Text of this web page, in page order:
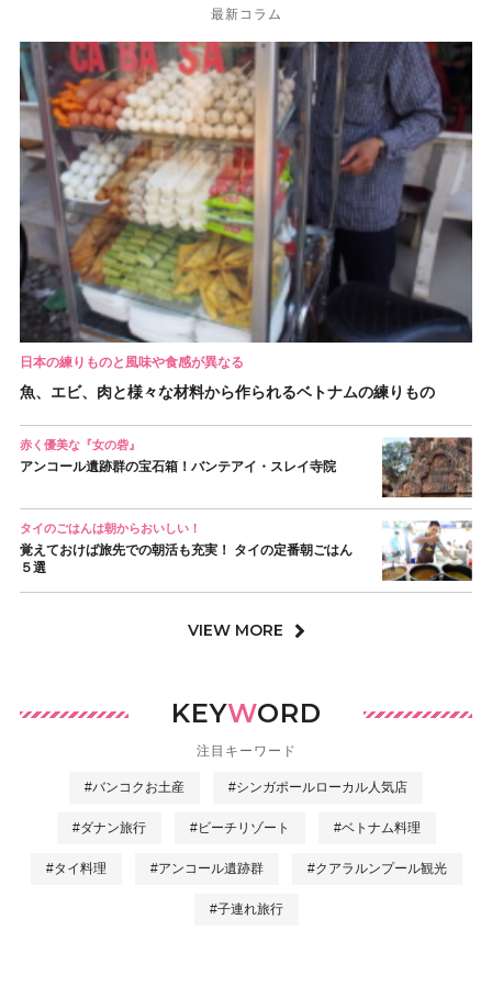
最新コラム
日本の練りものと風味や食感が異なる
魚、エビ、肉と様々な材料から作られるベトナムの練りもの
赤く優美な『女の砦』
アンコール遺跡群の宝石箱！バンテアイ・スレイ寺院
タイのごはんは朝からおいしい！
覚えておけば旅先での朝活も充実！ タイの定番朝ごはん
５選
VIEW MORE
KEYWORD
注目キーワード
#バンコクお土産 #シンガポールローカル人気店
#ダナン旅行 #ビーチリゾート #ベトナム料理
#タイ料理 #アンコール遺跡群 #クアラルンプール観光
#子連れ旅行